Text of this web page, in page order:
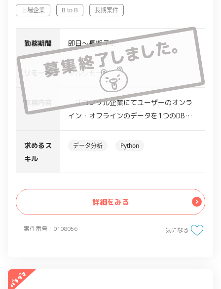
案件番号：0108056
上場企業 B to B 長期案件
勤務期間 即日～長期予定
リモート フルリモート
業務内容
・ITコンサル企業にてユーザーのオンラ
イン・オフラインのデータを1つのDBに
エンジニア業務（統合基盤）
求めるス
キル
データ分析 Python
詳細をみる
気になる